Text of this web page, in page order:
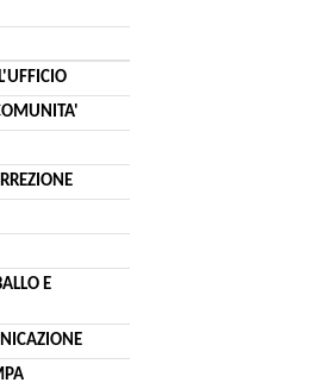
E